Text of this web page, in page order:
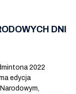
DNI
2022
edycja